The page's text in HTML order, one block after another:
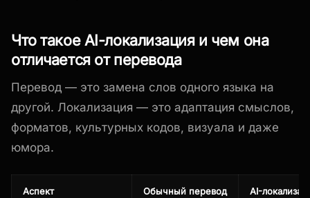
Что такое AI-локализация и чем она
отличается от перевода
Перевод — это замена слов одного языка на
другой. Локализация — это адаптация смыслов,
форматов, культурных кодов, визуала и даже
юмора.
Аспект Обычный перевод AI-